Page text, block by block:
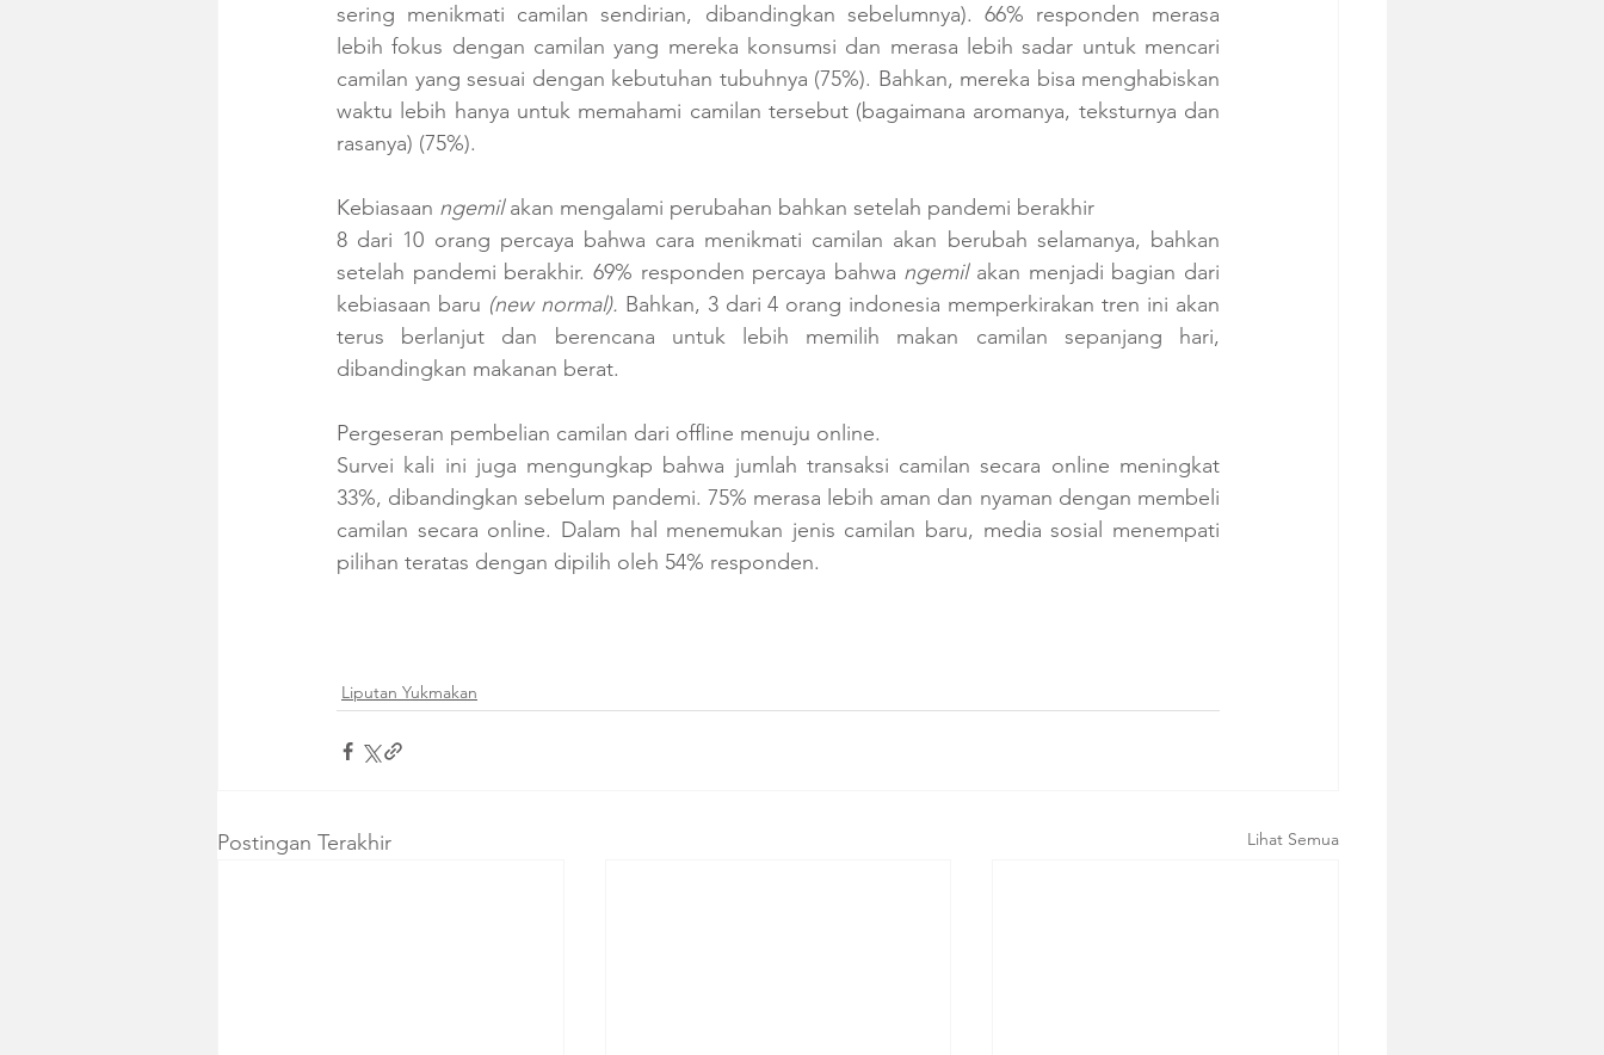
sering menikmati camilan sendirian, dibandingkan sebelumnya). 66% responden merasa
lebih fokus dengan camilan yang mereka konsumsi dan merasa lebih sadar untuk mencari
camilan yang sesuai dengan kebutuhan tubuhnya (75%). Bahkan, mereka bisa menghabiskan
waktu lebih hanya untuk memahami camilan tersebut (bagaimana aromanya, teksturnya dan
rasanya) (75%).
Kebiasaan ngemil akan mengalami perubahan bahkan setelah pandemi berakhir
8 dari 10 orang percaya bahwa cara menikmati camilan akan berubah selamanya, bahkan
setelah pandemi berakhir. 69% responden percaya bahwa ngemil akan menjadi bagian dari
kebiasaan baru (new normal). Bahkan, 3 dari 4 orang indonesia memperkirakan tren ini akan
terus berlanjut dan berencana untuk lebih memilih makan camilan sepanjang hari,
dibandingkan makanan berat.
Pergeseran pembelian camilan dari offline menuju online.
Survei kali ini juga mengungkap bahwa jumlah transaksi camilan secara online meningkat
33%, dibandingkan sebelum pandemi. 75% merasa lebih aman dan nyaman dengan membeli
camilan secara online. Dalam hal menemukan jenis camilan baru, media sosial menempati
pilihan teratas dengan dipilih oleh 54% responden.
Liputan Yukmakan
Postingan Terakhir Lihat Semua